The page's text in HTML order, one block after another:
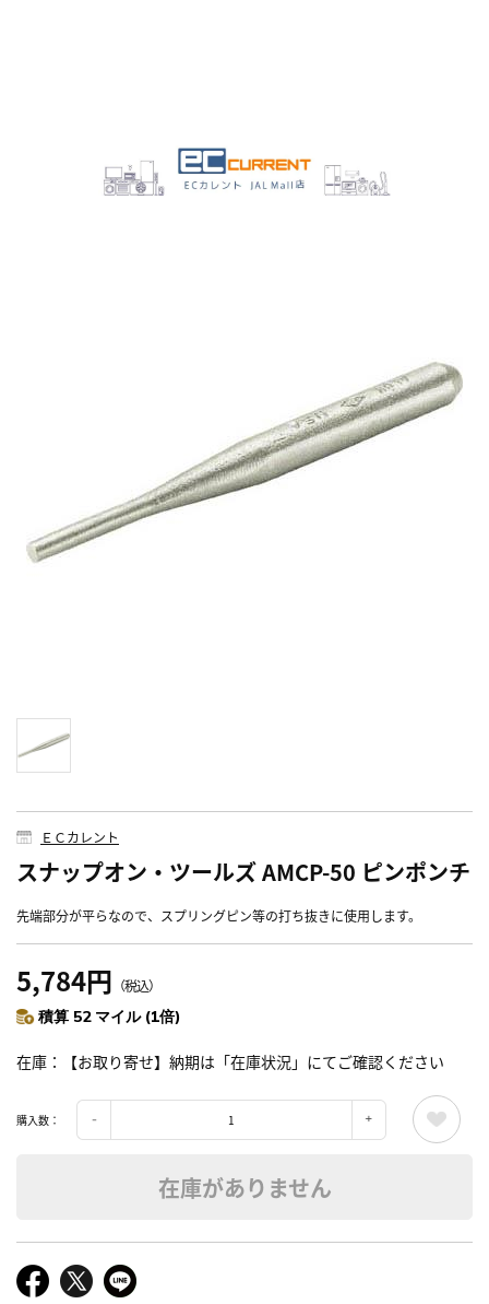
ＥＣカレント
スナップオン・ツールズ AMCP-50 ピンポンチ
先端部分が平らなので、スプリングピン等の打ち抜きに使用します。
5,784円 （税込）
積算 52 マイル (1倍)
在庫 【お取り寄せ】納期は「在庫状況」にてご確認ください
購入数：
在庫がありません